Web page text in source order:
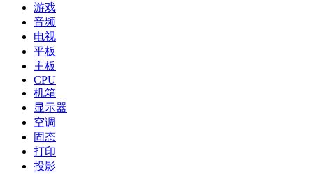
游戏
音频
电视
平板
主板
CPU
机箱
显示器
空调
固态
打印
投影